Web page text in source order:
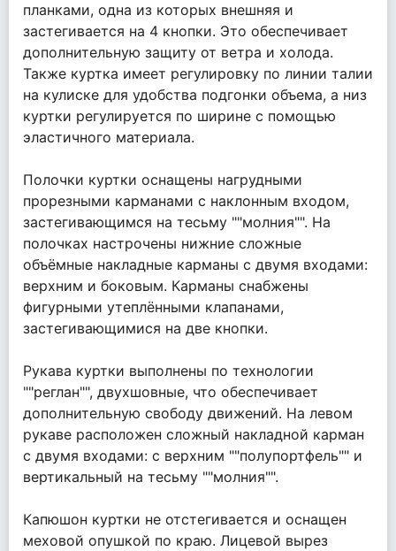
планками, одна из которых внешняя и
застегивается на 4 кнопки. Это обеспечивает
дополнительную защиту от ветра и холода.
Также куртка имеет регулировку по линии талии
на кулиске для удобства подгонки объема, а низ
куртки регулируется по ширине с помощью
эластичного материала.
Полочки куртки оснащены нагрудными
прорезными карманами с наклонным входом,
застегивающимся на тесьму ""молния"". На
полочках настрочены нижние сложные
объёмные накладные карманы с двумя входами:
верхним и боковым. Карманы снабжены
фигурными утеплёнными клапанами,
застегивающимися на две кнопки.
Рукава куртки выполнены по технологии
""реглан"", двухшовные, что обеспечивает
дополнительную свободу движений. На левом
рукаве расположен сложный накладной карман
с двумя входами: с верхним ""полупортфель"" и
вертикальный на тесьму ""молния"".
Капюшон куртки не отстегивается и оснащен
меховой опушкой по краю. Лицевой вырез